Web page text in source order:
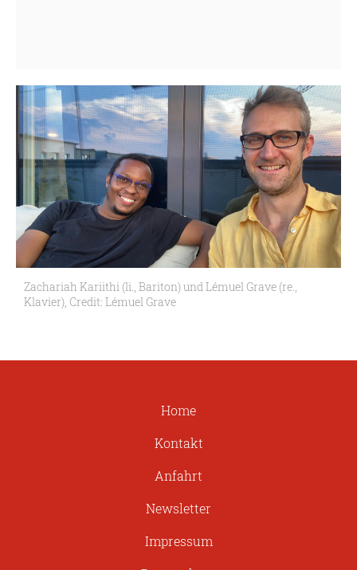
Zachariah Kariithi (li., Bariton) und Lémuel Grave (re.,
Klavier), Credit: Lémuel Grave
Home
Kontakt
Anfahrt
Newsletter
Impressum